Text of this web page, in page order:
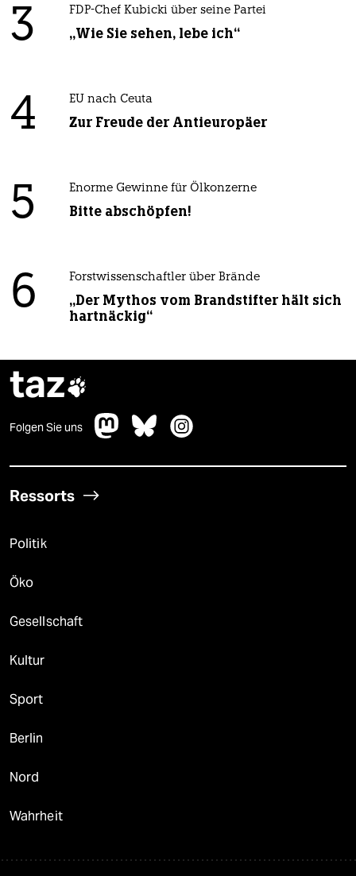
3 FDP-Chef Kubicki über seine Partei
„Wie Sie sehen, lebe ich“
4 EU nach Ceuta
Zur Freude der Antieuropäer
5 Enorme Gewinne für Ölkonzerne
Bitte abschöpfen!
6 Forstwissenschaftler über Brände
„Der Mythos vom Brandstifter hält sich
hartnäckig“
taz
Folgen Sie uns
Ressorts
Politik
Öko
Gesellschaft
Kultur
Sport
Berlin
Nord
Wahrheit